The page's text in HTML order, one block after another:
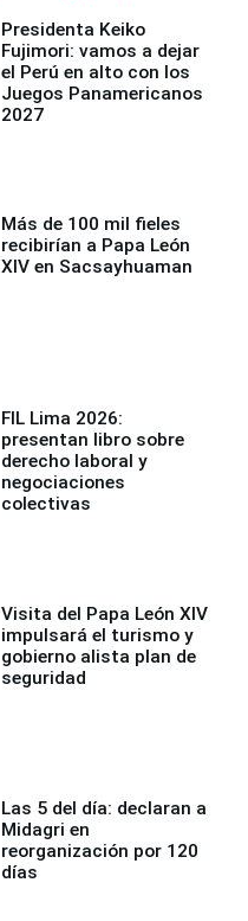
Presidenta Keiko
Fujimori: vamos a dejar
el Perú en alto con los
Juegos Panamericanos
2027
Más de 100 mil fieles
recibirían a Papa León
XIV en Sacsayhuaman
FIL Lima 2026:
presentan libro sobre
derecho laboral y
negociaciones
colectivas
Visita del Papa León XIV
impulsará el turismo y
gobierno alista plan de
seguridad
Las 5 del día: declaran a
Midagri en
reorganización por 120
días